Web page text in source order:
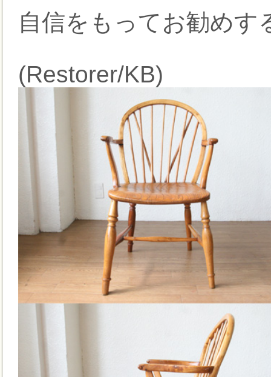
自信をもってお勧めす
(Restorer/KB)